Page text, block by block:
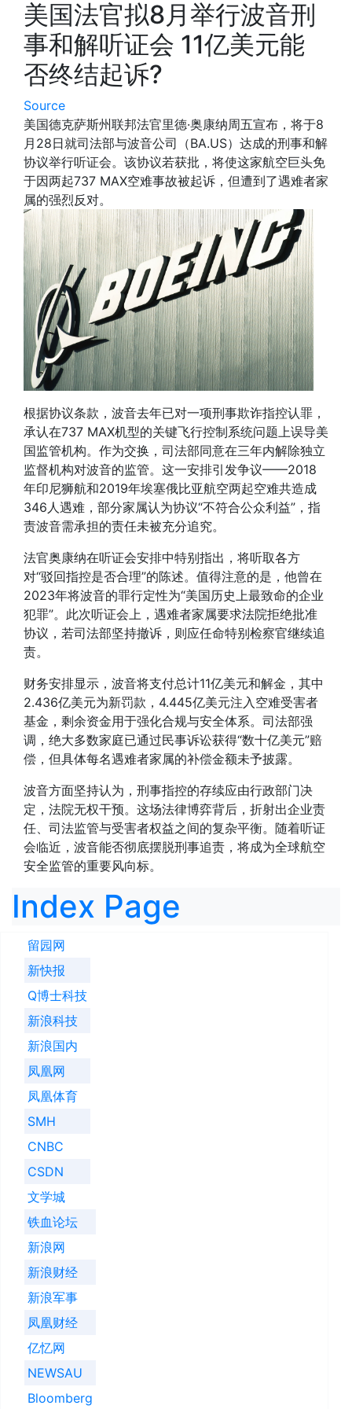
美国法官拟8月举行波音刑
事和解听证会 11亿美元能
否终结起诉?
Source
美国德克萨斯州联邦法官里德·奥康纳周五宣布，将于8
月28日就司法部与波音公司（BA.US）达成的刑事和解
协议举行听证会。该协议若获批，将使这家航空巨头免
于因两起737 MAX空难事故被起诉，但遭到了遇难者家
属的强烈反对。
根据协议条款，波音去年已对一项刑事欺诈指控认罪，
承认在737 MAX机型的关键飞行控制系统问题上误导美
国监管机构。作为交换，司法部同意在三年内解除独立
监督机构对波音的监管。这一安排引发争议——2018
年印尼狮航和2019年埃塞俄比亚航空两起空难共造成
346人遇难，部分家属认为协议“不符合公众利益”，指
责波音需承担的责任未被充分追究。
法官奥康纳在听证会安排中特别指出，将听取各方
对“驳回指控是否合理”的陈述。值得注意的是，他曾在
2023年将波音的罪行定性为“美国历史上最致命的企业
犯罪”。此次听证会上，遇难者家属要求法院拒绝批准
协议，若司法部坚持撤诉，则应任命特别检察官继续追
责。
财务安排显示，波音将支付总计11亿美元和解金，其中
2.436亿美元为新罚款，4.445亿美元注入空难受害者
基金，剩余资金用于强化合规与安全体系。司法部强
调，绝大多数家庭已通过民事诉讼获得“数十亿美元”赔
偿，但具体每名遇难者家属的补偿金额未予披露。
波音方面坚持认为，刑事指控的存续应由行政部门决
定，法院无权干预。这场法律博弈背后，折射出企业责
任、司法监管与受害者权益之间的复杂平衡。随着听证
会临近，波音能否彻底摆脱刑事追责，将成为全球航空
安全监管的重要风向标。
Index Page
留园网
新快报
Q博士科技
新浪科技
新浪国内
凤凰网
凤凰体育
SMH
CNBC
CSDN
文学城
铁血论坛
新浪网
新浪财经
新浪军事
凤凰财经
亿忆网
NEWSAU
Bloomberg